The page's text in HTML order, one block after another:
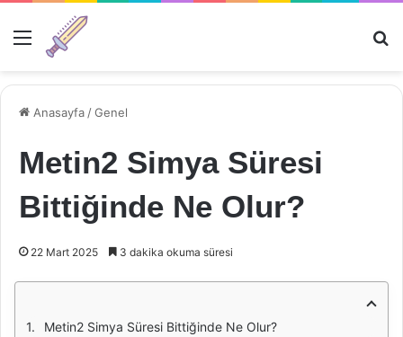
Menü
Anasayfa /Genel
Metin2 Simya Süresi
Bittiğinde Ne Olur?
22 Mart 2025 3 dakika okuma süresi
Metin2 Simya Süresi Bittiğinde Ne Olur?